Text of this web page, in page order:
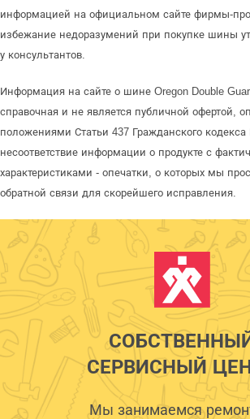
информацией на официальном сайте фирмы-
избежание недоразумений при покупке шины
у консультантов.
Информация на сайте о шине Oregon Double
справочная и не является публичной офертой,
положениями Статьи 437 Гражданского
несоответствие информации о продукте с
характеристиками - опечатки, о которых мы
обратной связи для скорейшего исправления.
СЕРВИСНЫЙ
Мы занимаемся